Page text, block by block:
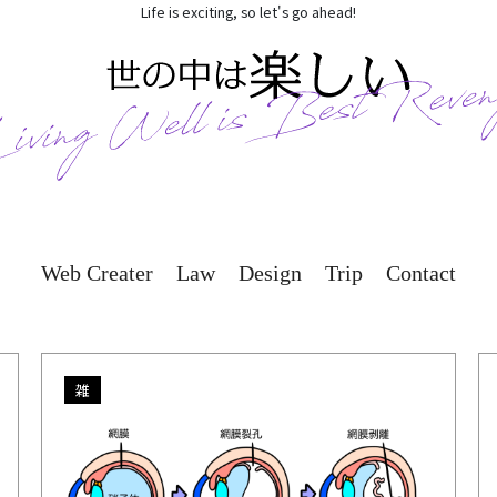
Life is exciting, so let's go ahead!
Web Creater Law Design Trip Contact
雑